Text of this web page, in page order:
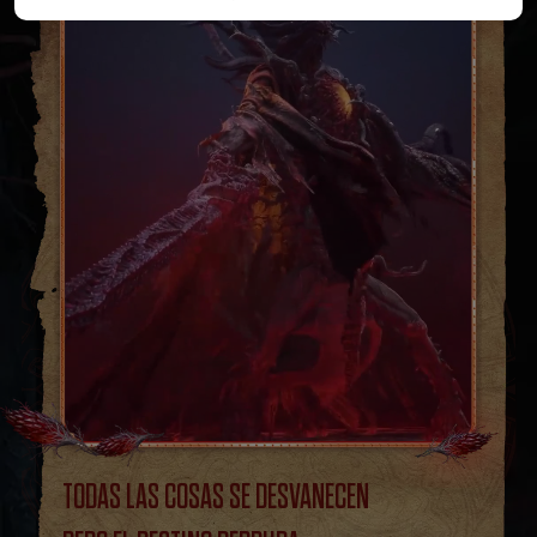
TODAS LAS COSAS SE DESVANECEN